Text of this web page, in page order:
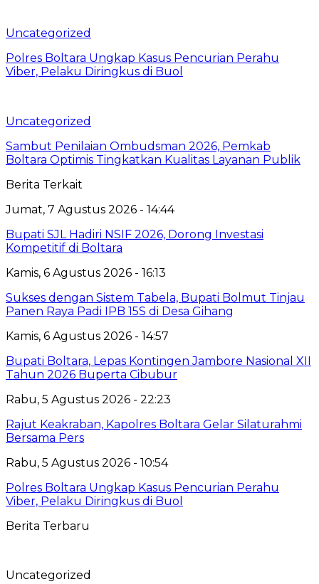
Uncategorized
Polres Boltara Ungkap Kasus Pencurian Perahu
Viber, Pelaku Diringkus di Buol
Uncategorized
Sambut Penilaian Ombudsman 2026, Pemkab
Boltara Optimis Tingkatkan Kualitas Layanan Publik
Berita Terkait
Jumat, 7 Agustus 2026 - 14:44
Bupati SJL Hadiri NSIF 2026, Dorong Investasi
Kompetitif di Boltara
Kamis, 6 Agustus 2026 - 16:13
Sukses dengan Sistem Tabela, Bupati Bolmut Tinjau
Panen Raya Padi IPB 15S di Desa Gihang
Kamis, 6 Agustus 2026 - 14:57
Bupati Boltara, Lepas Kontingen Jambore Nasional XII
Tahun 2026 Buperta Cibubur
Rabu, 5 Agustus 2026 - 22:23
Rajut Keakraban, Kapolres Boltara Gelar Silaturahmi
Bersama Pers
Rabu, 5 Agustus 2026 - 10:54
Polres Boltara Ungkap Kasus Pencurian Perahu
Viber, Pelaku Diringkus di Buol
Berita Terbaru
Uncategorized